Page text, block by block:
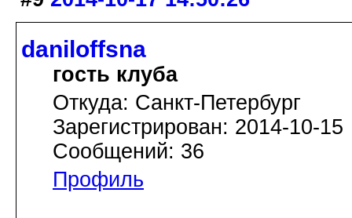
daniloffsna
гость клуба
Откуда: Санкт-Петербург
Зарегистрирован: 2014-10-15
Сообщений: 36
Профиль